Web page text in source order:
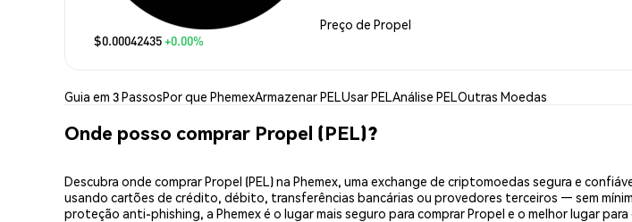
Preço de Propel
$0.00042435+0.00%
Guia em 3 PassosPor que PhemexArmazenar PELUsar PELAnálise PELOutras Moedas
Onde posso comprar Propel (PEL)?
Descubra onde comprar Propel (PEL) na Phemex, uma exchange de criptomoedas segura e
usando cartões de crédito, débito, transferências bancárias ou provedores terceiros — sem
proteção anti-phishing, a Phemex é o lugar mais seguro para comprar Propel e o melhor lugar